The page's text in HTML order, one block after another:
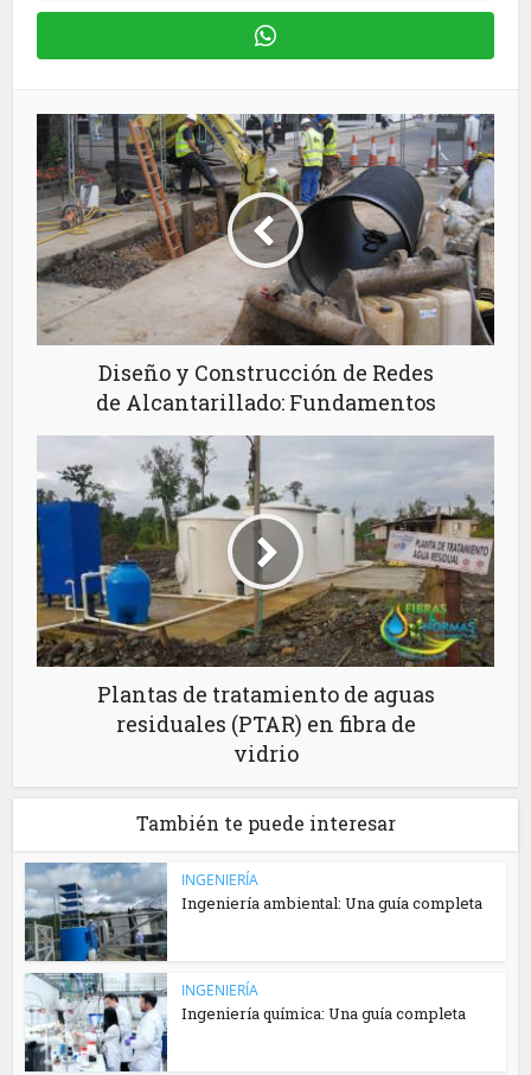
Diseño y Construcción de Redes
de Alcantarillado: Fundamentos
Plantas de tratamiento de aguas
residuales (PTAR) en fibra de
vidrio
También te puede interesar
INGENIERÍA
Ingeniería ambiental: Una guía completa
INGENIERÍA
Ingeniería química: Una guía completa